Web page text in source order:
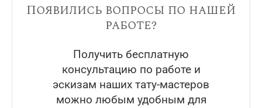
Появились вопросы по нашей
работе?
Получить бесплатную
консультацию по работе и
эскизам наших тату-мастеров
можно любым удобным для